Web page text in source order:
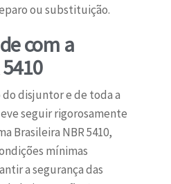
ou substituição.
com a
disjuntor e de toda a
seguir rigorosamente
Brasileira NBR 5410,
mínimas
a segurança das